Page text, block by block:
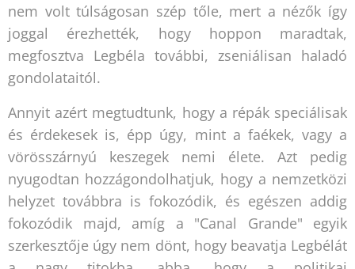
nem volt túlságosan szép tőle, mert a nézők így
joggal érezhették, hogy hoppon maradtak,
megfosztva Legbéla további, zseniálisan haladó
gondolataitól.
Annyit azért megtudtunk, hogy a répák speciálisak
és érdekesek is, épp úgy, mint a faékek, vagy a
vörösszárnyú keszegek nemi élete. Azt pedig
nyugodtan hozzágondolhatjuk, hogy a nemzetközi
helyzet továbbra is fokozódik, és egészen addig
fokozódik majd, amíg a "Canal Grande" egyik
szerkesztője úgy nem dönt, hogy beavatja Legbélát